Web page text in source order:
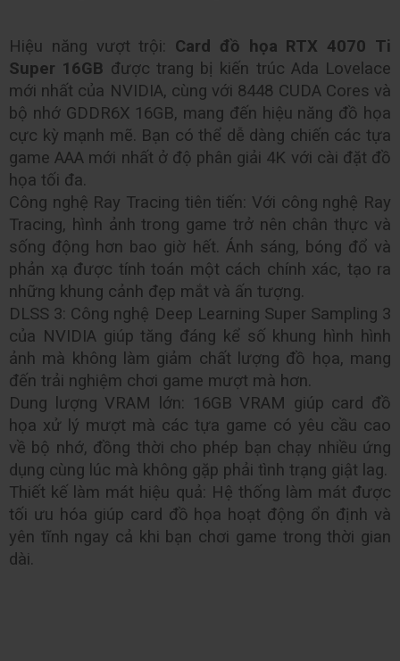
Hiệu năng vượt trội: Card đồ họa RTX 4070 Ti
Super 16GB được trang bị kiến trúc Ada Lovelace
mới nhất của NVIDIA, cùng với 8448 CUDA Cores và
bộ nhớ GDDR6X 16GB, mang đến hiệu năng đồ họa
cực kỳ mạnh mẽ. Bạn có thể dễ dàng chiến các tựa
game AAA mới nhất ở độ phân giải 4K với cài đặt đồ
họa tối đa.
Công nghệ Ray Tracing tiên tiến: Với công nghệ Ray
Tracing, hình ảnh trong game trở nên chân thực và
sống động hơn bao giờ hết. Ánh sáng, bóng đổ và
phản xạ được tính toán một cách chính xác, tạo ra
những khung cảnh đẹp mắt và ấn tượng.
DLSS 3: Công nghệ Deep Learning Super Sampling 3
của NVIDIA giúp tăng đáng kể số khung hình hình
ảnh mà không làm giảm chất lượng đồ họa, mang
đến trải nghiệm chơi game mượt mà hơn.
Dung lượng VRAM lớn: 16GB VRAM giúp card đồ
họa xử lý mượt mà các tựa game có yêu cầu cao
về bộ nhớ, đồng thời cho phép bạn chạy nhiều ứng
dụng cùng lúc mà không gặp phải tình trạng giật lag.
Thiết kế làm mát hiệu quả: Hệ thống làm mát được
tối ưu hóa giúp card đồ họa hoạt động ổn định và
yên tĩnh ngay cả khi bạn chơi game trong thời gian
dài.